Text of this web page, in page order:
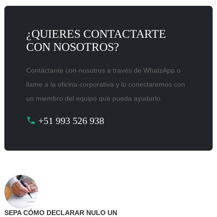
¿QUIERES CONTACTARTE
CON NOSOTROS?
Contáctante con nosotros a través de WhatsApp o
llame a la oficina corporativa y lo conectaremos con
un miembro del equipo que pueda ayudarlo.
+51 993 526 938
SEPA CÓMO DECLARAR NULO UN